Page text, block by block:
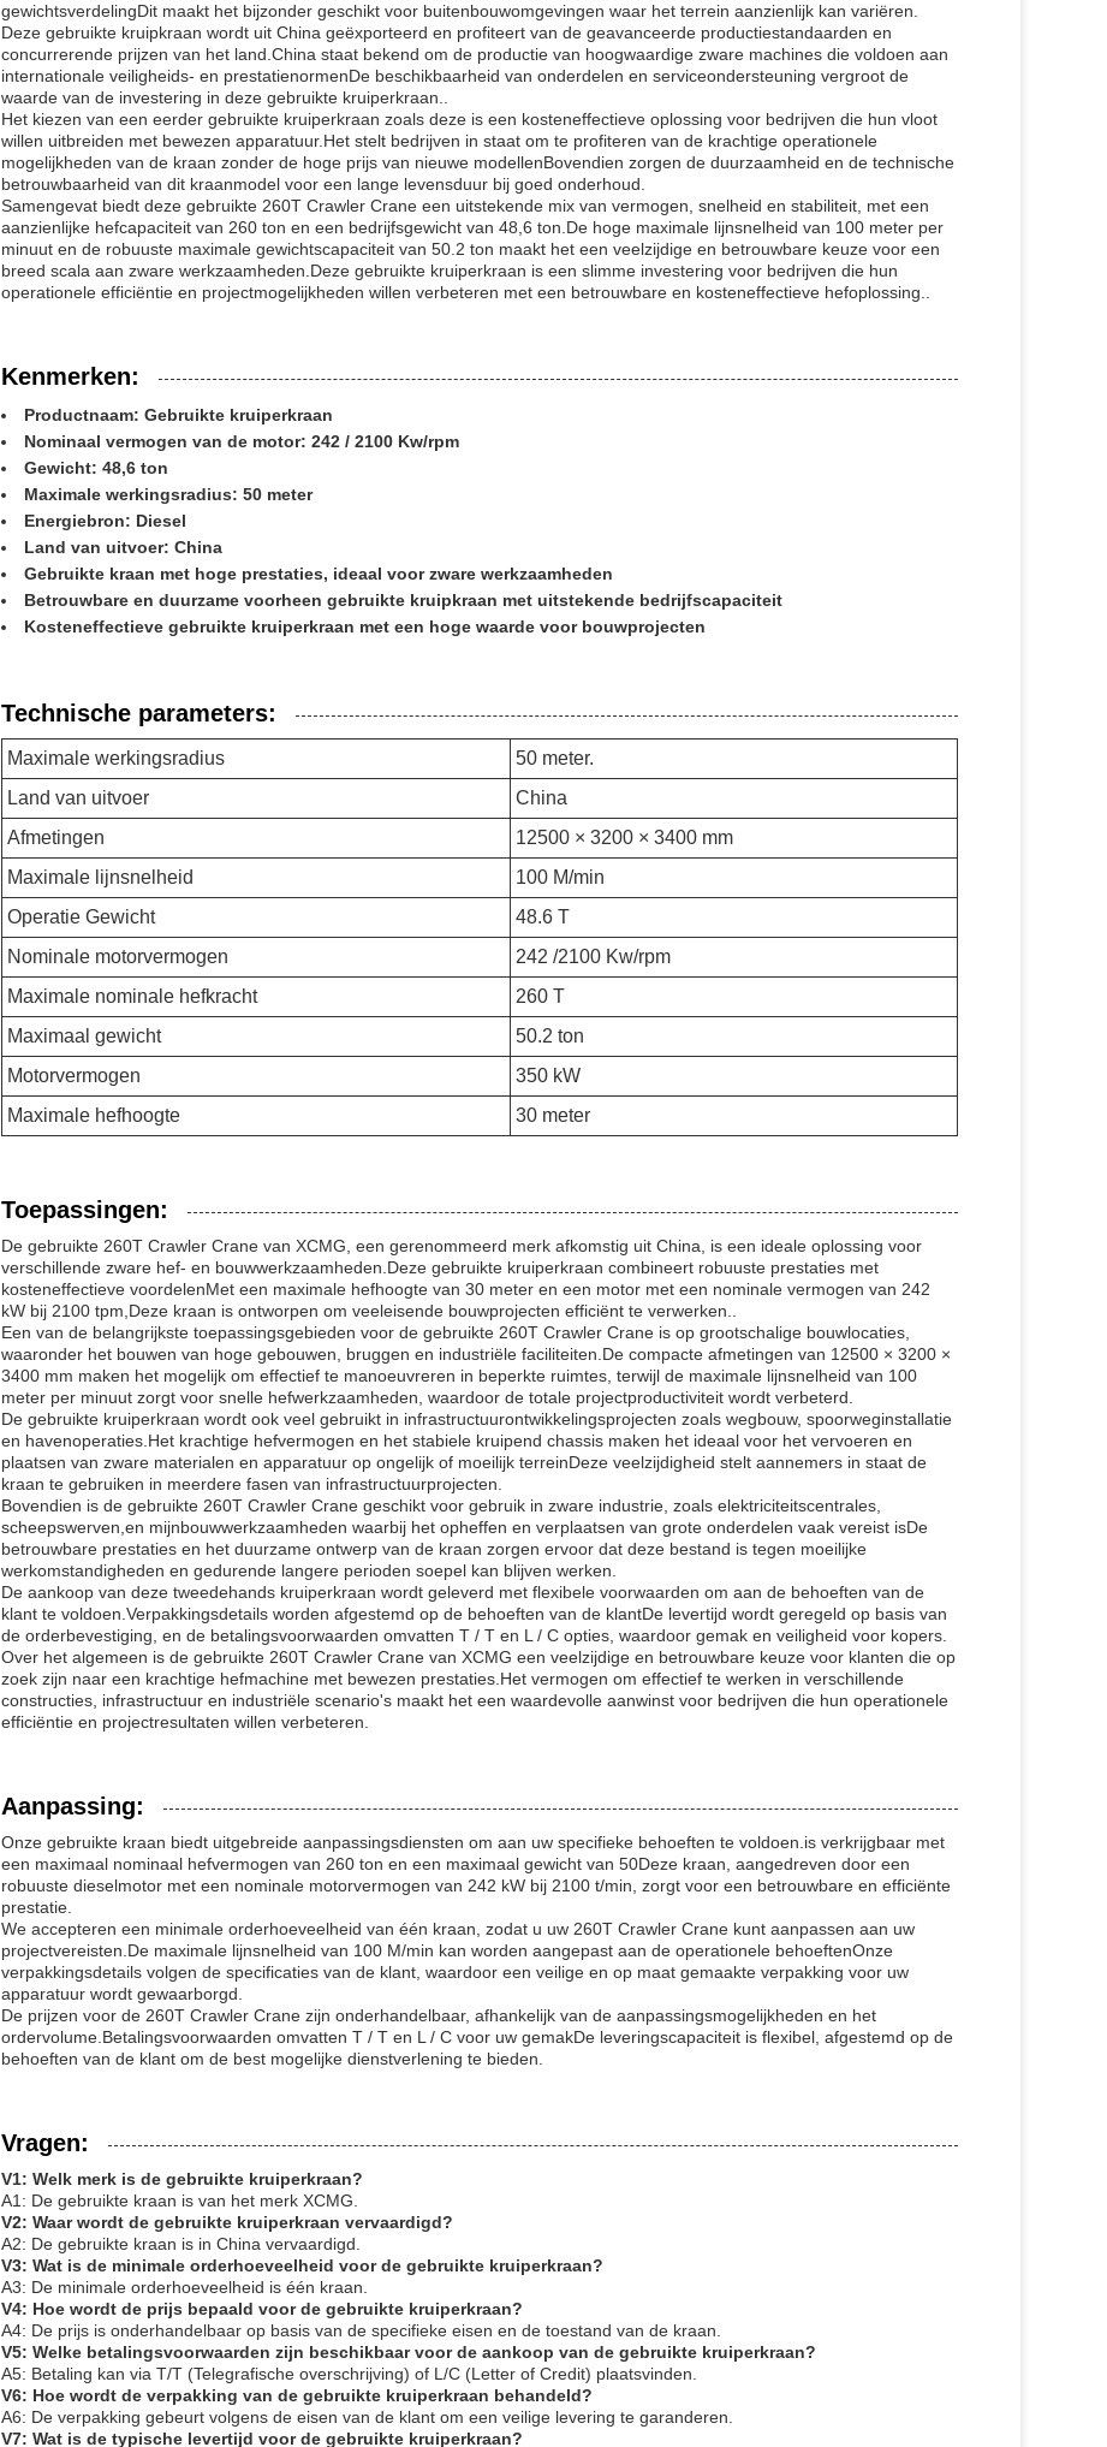
gewichtsverdelingDit maakt het bijzonder geschikt voor buitenbouwomgevingen waar het terrein aanzienlijk kan variëren.
Deze gebruikte kruipkraan wordt uit China geëxporteerd en profiteert van de geavanceerde productiestandaarden en
concurrerende prijzen van het land.China staat bekend om de productie van hoogwaardige zware machines die voldoen aan
internationale veiligheids- en prestatienormenDe beschikbaarheid van onderdelen en serviceondersteuning vergroot de
waarde van de investering in deze gebruikte kruiperkraan..
Het kiezen van een eerder gebruikte kruiperkraan zoals deze is een kosteneffectieve oplossing voor bedrijven die hun vloot
willen uitbreiden met bewezen apparatuur.Het stelt bedrijven in staat om te profiteren van de krachtige operationele
mogelijkheden van de kraan zonder de hoge prijs van nieuwe modellenBovendien zorgen de duurzaamheid en de technische
betrouwbaarheid van dit kraanmodel voor een lange levensduur bij goed onderhoud.
Samengevat biedt deze gebruikte 260T Crawler Crane een uitstekende mix van vermogen, snelheid en stabiliteit, met een
aanzienlijke hefcapaciteit van 260 ton en een bedrijfsgewicht van 48,6 ton.De hoge maximale lijnsnelheid van 100 meter per
minuut en de robuuste maximale gewichtscapaciteit van 50.2 ton maakt het een veelzijdige en betrouwbare keuze voor een
breed scala aan zware werkzaamheden.Deze gebruikte kruiperkraan is een slimme investering voor bedrijven die hun
operationele efficiëntie en projectmogelijkheden willen verbeteren met een betrouwbare en kosteneffectieve hefoplossing..
Kenmerken:
Productnaam: Gebruikte kruiperkraan
Nominaal vermogen van de motor: 242 / 2100 Kw/rpm
Gewicht: 48,6 ton
Maximale werkingsradius: 50 meter
Energiebron: Diesel
Land van uitvoer: China
Gebruikte kraan met hoge prestaties, ideaal voor zware werkzaamheden
Betrouwbare en duurzame voorheen gebruikte kruipkraan met uitstekende bedrijfscapaciteit
Kosteneffectieve gebruikte kruiperkraan met een hoge waarde voor bouwprojecten
Technische parameters:
Maximale werkingsradius
50 meter.
Land van uitvoer
China
Afmetingen
12500 × 3200 × 3400 mm
Maximale lijnsnelheid
100 M/min
Operatie Gewicht
48.6 T
Nominale motorvermogen
242 /2100 Kw/rpm
Maximale nominale hefkracht
260 T
Maximaal gewicht
50.2 ton
Motorvermogen
350 kW
Maximale hefhoogte
30 meter
Toepassingen:
De gebruikte 260T Crawler Crane van XCMG, een gerenommeerd merk afkomstig uit China, is een ideale oplossing voor
verschillende zware hef- en bouwwerkzaamheden.Deze gebruikte kruiperkraan combineert robuuste prestaties met
kosteneffectieve voordelenMet een maximale hefhoogte van 30 meter en een motor met een nominale vermogen van 242
kW bij 2100 tpm,Deze kraan is ontworpen om veeleisende bouwprojecten efficiënt te verwerken..
Een van de belangrijkste toepassingsgebieden voor de gebruikte 260T Crawler Crane is op grootschalige bouwlocaties,
waaronder het bouwen van hoge gebouwen, bruggen en industriële faciliteiten.De compacte afmetingen van 12500 × 3200 ×
3400 mm maken het mogelijk om effectief te manoeuvreren in beperkte ruimtes, terwijl de maximale lijnsnelheid van 100
meter per minuut zorgt voor snelle hefwerkzaamheden, waardoor de totale projectproductiviteit wordt verbeterd.
De gebruikte kruiperkraan wordt ook veel gebruikt in infrastructuurontwikkelingsprojecten zoals wegbouw, spoorweginstallatie
en havenoperaties.Het krachtige hefvermogen en het stabiele kruipend chassis maken het ideaal voor het vervoeren en
plaatsen van zware materialen en apparatuur op ongelijk of moeilijk terreinDeze veelzijdigheid stelt aannemers in staat de
kraan te gebruiken in meerdere fasen van infrastructuurprojecten.
Bovendien is de gebruikte 260T Crawler Crane geschikt voor gebruik in zware industrie, zoals elektriciteitscentrales,
scheepswerven,en mijnbouwwerkzaamheden waarbij het opheffen en verplaatsen van grote onderdelen vaak vereist isDe
betrouwbare prestaties en het duurzame ontwerp van de kraan zorgen ervoor dat deze bestand is tegen moeilijke
werkomstandigheden en gedurende langere perioden soepel kan blijven werken.
De aankoop van deze tweedehands kruiperkraan wordt geleverd met flexibele voorwaarden om aan de behoeften van de
klant te voldoen.Verpakkingsdetails worden afgestemd op de behoeften van de klantDe levertijd wordt geregeld op basis van
de orderbevestiging, en de betalingsvoorwaarden omvatten T / T en L / C opties, waardoor gemak en veiligheid voor kopers.
Over het algemeen is de gebruikte 260T Crawler Crane van XCMG een veelzijdige en betrouwbare keuze voor klanten die op
zoek zijn naar een krachtige hefmachine met bewezen prestaties.Het vermogen om effectief te werken in verschillende
constructies, infrastructuur en industriële scenario's maakt het een waardevolle aanwinst voor bedrijven die hun operationele
efficiëntie en projectresultaten willen verbeteren.
Aanpassing:
Onze gebruikte kraan biedt uitgebreide aanpassingsdiensten om aan uw specifieke behoeften te voldoen.is verkrijgbaar met
een maximaal nominaal hefvermogen van 260 ton en een maximaal gewicht van 50Deze kraan, aangedreven door een
robuuste dieselmotor met een nominale motorvermogen van 242 kW bij 2100 t/min, zorgt voor een betrouwbare en efficiënte
prestatie.
We accepteren een minimale orderhoeveelheid van één kraan, zodat u uw 260T Crawler Crane kunt aanpassen aan uw
projectvereisten.De maximale lijnsnelheid van 100 M/min kan worden aangepast aan de operationele behoeftenOnze
verpakkingsdetails volgen de specificaties van de klant, waardoor een veilige en op maat gemaakte verpakking voor uw
apparatuur wordt gewaarborgd.
De prijzen voor de 260T Crawler Crane zijn onderhandelbaar, afhankelijk van de aanpassingsmogelijkheden en het
ordervolume.Betalingsvoorwaarden omvatten T / T en L / C voor uw gemakDe leveringscapaciteit is flexibel, afgestemd op de
behoeften van de klant om de best mogelijke dienstverlening te bieden.
Vragen:
V1: Welk merk is de gebruikte kruiperkraan?
A1: De gebruikte kraan is van het merk XCMG.
V2: Waar wordt de gebruikte kruiperkraan vervaardigd?
A2: De gebruikte kraan is in China vervaardigd.
V3: Wat is de minimale orderhoeveelheid voor de gebruikte kruiperkraan?
A3: De minimale orderhoeveelheid is één kraan.
V4: Hoe wordt de prijs bepaald voor de gebruikte kruiperkraan?
A4: De prijs is onderhandelbaar op basis van de specifieke eisen en de toestand van de kraan.
V5: Welke betalingsvoorwaarden zijn beschikbaar voor de aankoop van de gebruikte kruiperkraan?
A5: Betaling kan via T/T (Telegrafische overschrijving) of L/C (Letter of Credit) plaatsvinden.
V6: Hoe wordt de verpakking van de gebruikte kruiperkraan behandeld?
A6: De verpakking gebeurt volgens de eisen van de klant om een veilige levering te garanderen.
V7: Wat is de typische levertijd voor de gebruikte kruiperkraan?